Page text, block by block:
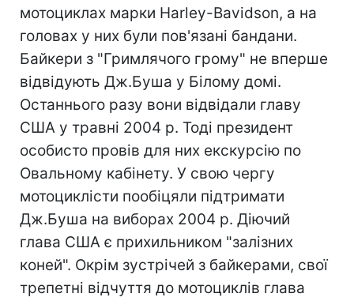
мотоциклах марки Harley-Вavidson, а на
головах у них були пов'язані бандани.
Байкери з "Гримлячого грому" не вперше
відвідують Дж.Буша у Білому домі.
Останнього разу вони відвідали главу
США у травні 2004 р. Тоді президент
особисто провів для них екскурсію по
Овальному кабінету. У свою чергу
мотоциклісти пообіцяли підтримати
Дж.Буша на виборах 2004 р. Діючий
глава США є прихильником "залізних
коней". Окрім зустрічей з байкерами, свої
трепетні відчуття до мотоциклів глава